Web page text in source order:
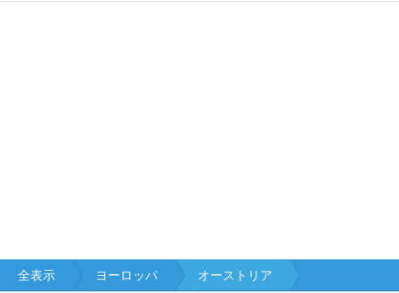
全表示 ヨーロッパ オーストリア